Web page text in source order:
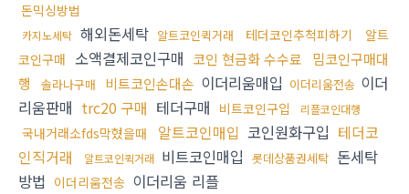
돈믹싱방법
카지노세탁 해외돈세탁 알트코인퀵거래 테더코인추척피하기
알트
코인구매 소액결제코인구매 코인 현금화 수수료
밈코인구매대
행
솔라나구매 비트코인손대손 이더리움매입 이더리움전송 이더
리움판매 trc20 구매 테더구매 비트코인구입 리플코인대행
국내거래소fds막혔을때 알트코인매입 코인원화구입 테더코
인직거래
알트코인퀵거래 비트코인매입 롯데상품권세탁 돈세탁
방법 이더리움전송 이더리움 리플